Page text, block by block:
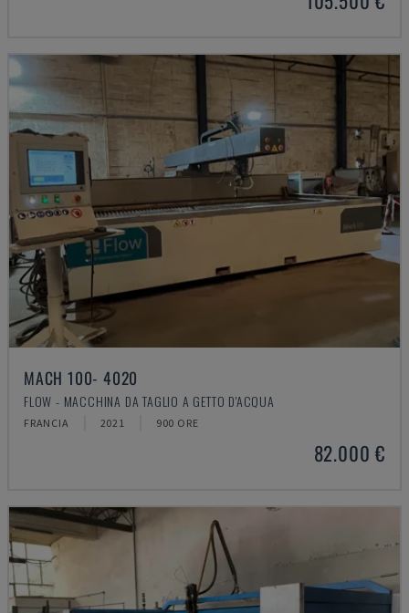
MACH 100- 4020
FLOW - MACCHINA DA TAGLIO A GETTO D'ACQUA
FRANCIA 2021 900 ORE
82.000 €